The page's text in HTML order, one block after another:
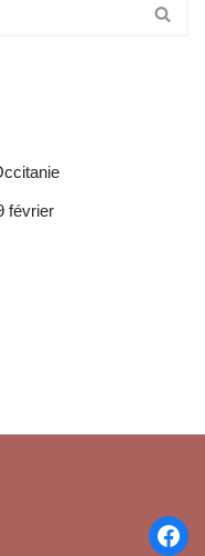
février